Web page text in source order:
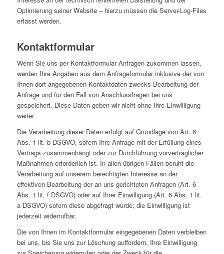
Optimierung seiner Website – hierzu müssen die Server-Log-Files
erfasst werden.
Kontaktformular
Wenn Sie uns per Kontaktformular Anfragen zukommen lassen,
werden Ihre Angaben aus dem Anfrageformular inklusive der von
Ihnen dort angegebenen Kontaktdaten zwecks Bearbeitung der
Anfrage und für den Fall von Anschlussfragen bei uns
gespeichert. Diese Daten geben wir nicht ohne Ihre Einwilligung
weiter.
Die Verarbeitung dieser Daten erfolgt auf Grundlage von Art. 6
Abs. 1 lit. b DSGVO, sofern Ihre Anfrage mit der Erfüllung eines
Vertrags zusammenhängt oder zur Durchführung vorvertraglicher
Maßnahmen erforderlich ist. In allen übrigen Fällen beruht die
Verarbeitung auf unserem berechtigten Interesse an der
effektiven Bearbeitung der an uns gerichteten Anfragen (Art. 6
Abs. 1 lit. f DSGVO) oder auf Ihrer Einwilligung (Art. 6 Abs. 1 lit.
a DSGVO) sofern diese abgefragt wurde; die Einwilligung ist
jederzeit widerrufbar.
Die von Ihnen im Kontaktformular eingegebenen Daten verbleiben
bei uns, bis Sie uns zur Löschung auffordern, Ihre Einwilligung